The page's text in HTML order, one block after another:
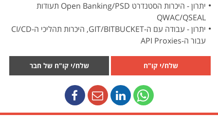
יתרון - היכרות הסטנדרט Open Banking/PSD תעודות
QWAC/QSEAL
יתרון - עבודה עם ה-GIT/BITBUCKET, היכרות תהליכי ה-CI/CD
עבור ה-API Proxies
שלח/י קו"ח שלח/י קו"ח של חבר